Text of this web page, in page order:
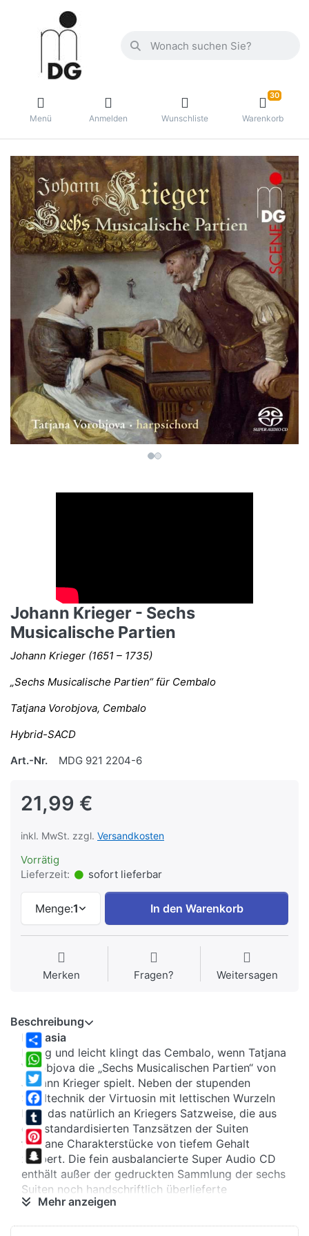
Menü Anmelden Wunschliste
30
Warenkorb
Johann Krieger - Sechs
Musicalische Partien
Johann Krieger (1651 – 1735)
„Sechs Musicalische Partien“ für Cembalo
Tatjana Vorobjova, Cembalo
Hybrid-SACD
Art.-Nr.
MDG 921 2204-6
21,99 €
inkl. MwSt. zzgl. Versandkosten
Vorrätig
Lieferzeit:
sofort lieferbar
Menge:1 In den Warenkorb
Merken Fragen? Weitersagen
Share
WhatsApp
Twitter
Facebook
Tumblr
Pinterest
Snapchat
Beschreibung
Fantasia
Luftig und leicht klingt das Cembalo, wenn Tatjana
Vorobjova die „Sechs Musicalischen Partien“ von
Johann Krieger spielt. Neben der stupenden
Spieltechnik der Virtuosin mit lettischen Wurzeln
liegt das natürlich an Kriegers Satzweise, die aus
den standardisierten Tanzsätzen der Suiten
filigrane Charakterstücke von tiefem Gehalt
zaubert. Die fein ausbalancierte Super Audio CD
enthält außer der gedruckten Sammlung der sechs
Suiten noch handschriftlich überlieferte
Einzelstücke, die das hochbarocke Hörvergnügen
Mehr anzeigen